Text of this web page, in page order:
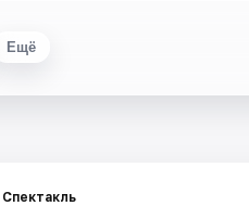
Ещё
Спектакль